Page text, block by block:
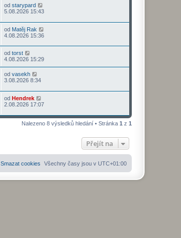
od starypard
5.08.2026 15:43
od Matěj Rak
4.08.2026 15:36
od torst
4.08.2026 15:29
od vasekh
3.08.2026 8:34
od Hendrek
2.08.2026 17:07
Nalezeno 8 výsledků hledání • Stránka 1 z 1
Přejít na
Všechny časy jsou v UTC+01:00
Smazat cookies